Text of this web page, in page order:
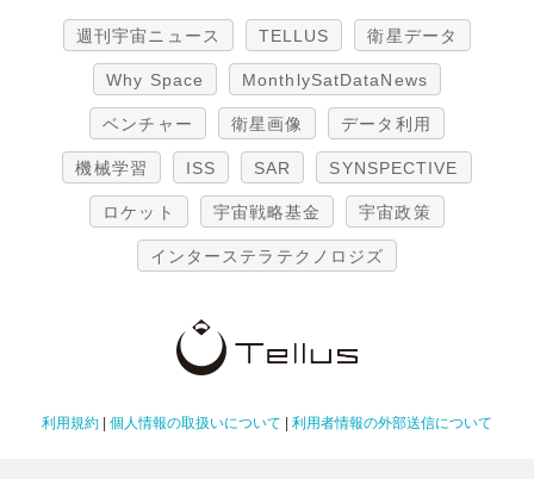
週刊宇宙ニュース TELLUS 衛星データ
Why Space MonthlySatDataNews
ベンチャー 衛星画像 データ利用
機械学習 ISS SAR SYNSPECTIVE
ロケット 宇宙戦略基金 宇宙政策
インターステラテクノロジズ
利用規約 個人情報の取扱いについて 利用者情報の外部送信について